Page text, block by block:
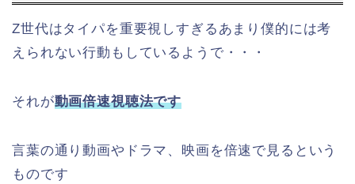
Z世代はタイパを重要視しすぎるあまり僕的には考
えられない行動もしているようで・・・
それが動画倍速視聴法です
言葉の通り動画やドラマ、映画を倍速で見るという
ものです